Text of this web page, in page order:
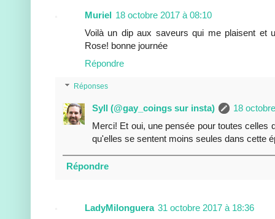
Muriel
18 octobre 2017 à 08:10
Voilà un dip aux saveurs qui me plaisent et
Rose! bonne journée
Répondre
Réponses
Syll (@gay_coings sur insta)
18
Merci! Et oui, une pensée pour toutes celles
qu'elles se sentent moins seules dans cette
Répondre
LadyMilonguera 31 octobre 2017 à 18:36